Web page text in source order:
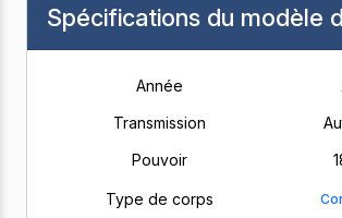
Spécifications du modèle
Année
Transmission
Pouvoir
Type de corps